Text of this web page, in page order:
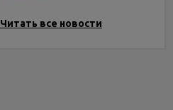
Читать все новости